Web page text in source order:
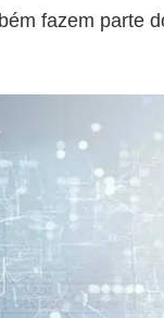
fazem parte